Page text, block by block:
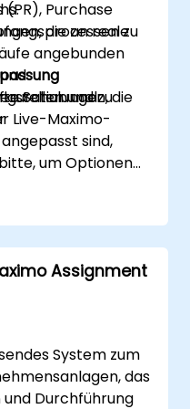
(PR), Purchase
zu
und zu
die an reale
angebunden
und
Live-Maximo-
Schulungen, die
sind,
um Optionen
Assignment
System zum
das
und Durchführung